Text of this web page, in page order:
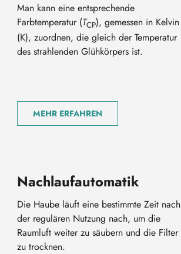
Man kann eine entsprechende
Farbtemperatur (TCP), gemessen in Kelvin
(K), zuordnen, die gleich der Temperatur
des strahlenden Glühkörpers ist.
MEHR ERFAHREN
Nachlaufautomatik
Die Haube läuft eine bestimmte Zeit nach
der regulären Nutzung nach, um die
Raumluft weiter zu säubern und die Filter
zu trocknen.